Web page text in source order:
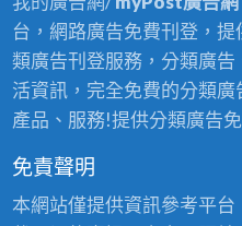
台，網路廣告免費刊登，
類廣告刊登服務，分類廣
活資訊，完全免費的分類
產品、服務!提供分類廣告
免責聲明
本網站僅提供資訊參考平